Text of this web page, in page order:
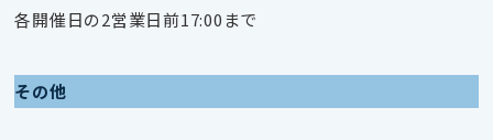
各開催日の2営業日前17:00まで
その他